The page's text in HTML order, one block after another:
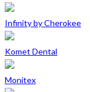
Infinity by Cherokee
Komet Dental
Monitex